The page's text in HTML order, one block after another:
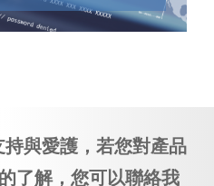
與愛護，若您對產品
了解，您可以聯絡我